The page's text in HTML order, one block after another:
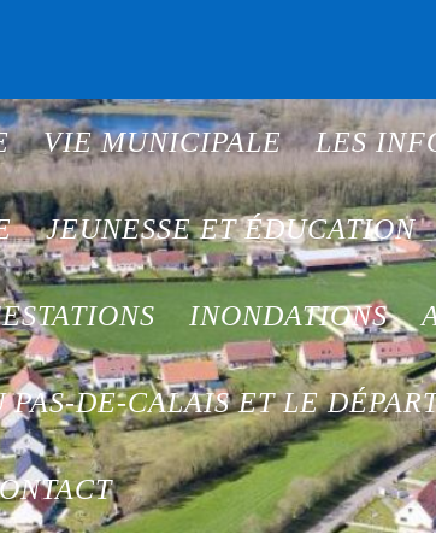
VIE MUNICIPALE LES
JEUNESSE ET ÉDUCATION
INONDATIONS
PAS-DE-CALAIS ET LE